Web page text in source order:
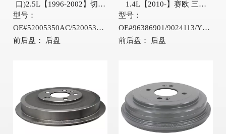
口)2.5L【1996-2002】切诺
2003)4.0L【1991-2003】
型号：
OE#52005350AC/52005350/YH6868
前后盘：
后盘
1.4L【2010-】赛欧 三厢
1.2L 1.4L【2010-】
型号：
OE#96386901/9024113/YH6634
前后盘：
后盘